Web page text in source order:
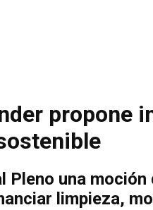
Pleno una
limpieza,